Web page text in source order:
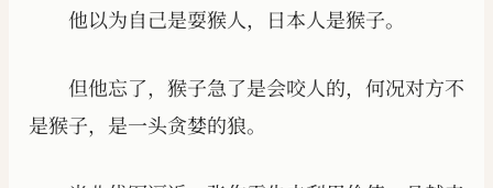
他以为自己是耍猴人，日本人是猴子。
但他忘了，猴子急了是会咬人的，何况对方不
是猴子，是一头贪婪的狼。